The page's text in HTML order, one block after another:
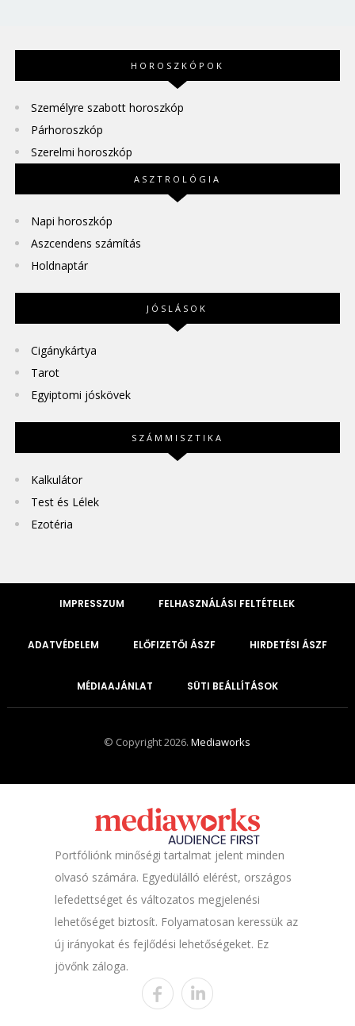
HOROSZKÓPOK
Személyre szabott horoszkóp
Párhoroszkóp
Szerelmi horoszkóp
ASZTROLÓGIA
Napi horoszkóp
Aszcendens számítás
Holdnaptár
JÓSLÁSOK
Cigánykártya
Tarot
Egyiptomi jóskövek
SZÁMMISZTIKA
Kalkulátor
Test és Lélek
Ezotéria
IMPRESSZUM FELHASZNÁLÁSI FELTÉTELEK
ADATVÉDELEM ELŐFIZETŐI ÁSZF HIRDETÉSI ÁSZF
MÉDIAAJÁNLAT SÜTI BEÁLLÍTÁSOK
© Copyright 2026.Mediaworks
Portfóliónk minőségi tartalmat jelent minden
olvasó számára. Egyedülálló elérést, országos
lefedettséget és változatos megjelenési
lehetőséget biztosít. Folyamatosan keressük az
új irányokat és fejlődési lehetőségeket. Ez
jövőnk záloga.